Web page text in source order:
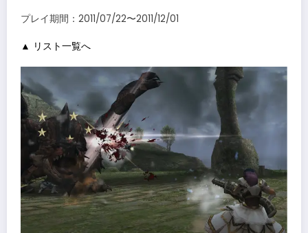
プレイ期間：2011/07/22〜2011/12/01
▲ リスト一覧へ